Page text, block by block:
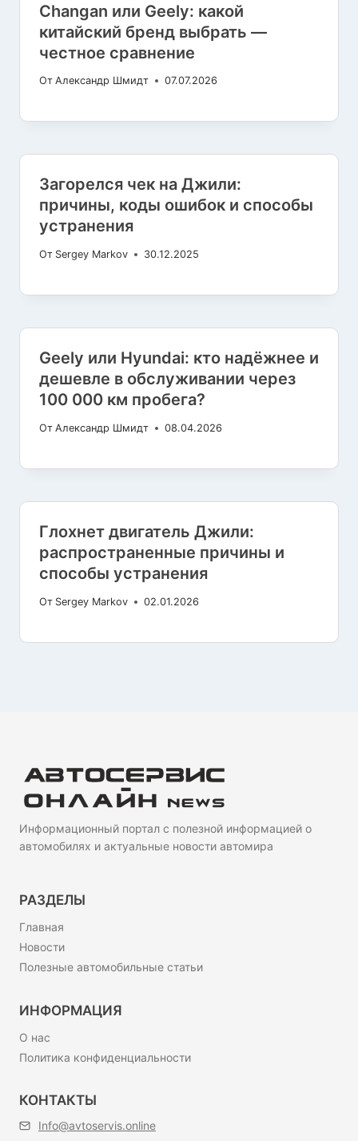
Changan или Geely: какой
китайский бренд выбрать —
честное сравнение
От Александр Шмидт 07.07.2026
Загорелся чек на Джили:
причины, коды ошибок и способы
устранения
От Sergey Markov 30.12.2025
Geely или Hyundai: кто надёжнее и
дешевле в обслуживании через
100 000 км пробега?
От Александр Шмидт 08.04.2026
Глохнет двигатель Джили:
распространенные причины и
способы устранения
От Sergey Markov 02.01.2026
Информационный портал с полезной информацией о
автомобилях и актуальные новости автомира
РАЗДЕЛЫ
Главная
Новости
Полезные автомобильные статьи
ИНФОРМАЦИЯ
О нас
Политика конфиденциальности
КОНТАКТЫ
Info@avtoservis.online